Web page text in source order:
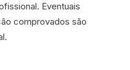
Eventuais
comprovados são